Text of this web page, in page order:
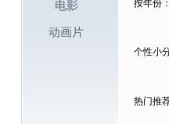
电影
动画片
按年份：
个性小
热门推